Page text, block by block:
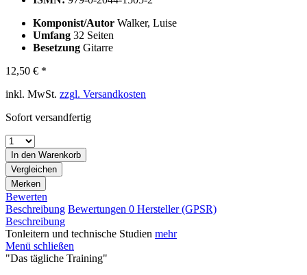
Komponist/Autor Walker, Luise
Umfang 32 Seiten
Besetzung Gitarre
12,50 € *
inkl. MwSt. zzgl. Versandkosten
Sofort versandfertig
In den Warenkorb
Vergleichen
Merken
Bewerten
Beschreibung Bewertungen 0 Hersteller (GPSR)
Beschreibung
Tonleitern und technische Studien mehr
Menü schließen
"Das tägliche Training"